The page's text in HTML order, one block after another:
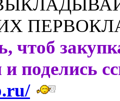
чтоб
и поделись